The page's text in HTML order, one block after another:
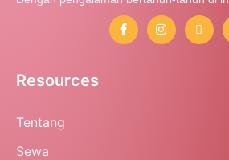
Resources
Tentang
Sewa